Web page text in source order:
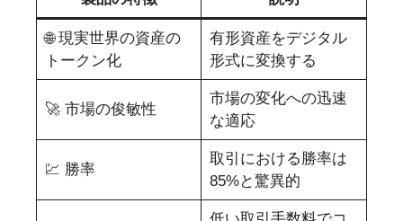
🌐 現実世界の資産の
トークン化
有形資産をデジタル
形式に変換する
🚀 市場の俊敏性
市場の変化への迅速
な適応
💹 勝率
取引における勝率は
85%と驚異的